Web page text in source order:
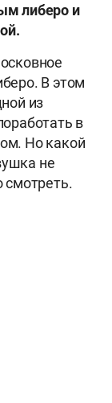
либеро и
В этом
из
в
Но какой
не
смотреть.